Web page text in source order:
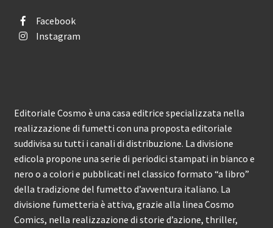
Facebook
Instagram
Editoriale Cosmo è una casa editrice specializzata nella
realizzazione di fumetti con una proposta editoriale
suddivisa su tutti i canali di distribuzione. La divisione
edicola propone una serie di periodici stampati in bianco e
nero o a colori e pubblicati nel classico formato “a libro”
della tradizione del fumetto d’avventura italiano. La
divisione fumetteria è attiva, grazie alla linea Cosmo
Comics, nella realizzazione di storie d’azione, thriller,